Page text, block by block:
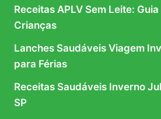
Receitas APLV Sem Leite:
Crianças
Lanches Saudáveis Viagem
para Férias
Receitas Saudáveis Inverno
SP